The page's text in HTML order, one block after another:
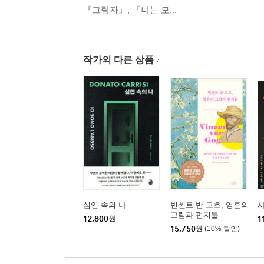
『그림자』, 『너는 모...
작가의 다른 상품
심연 속의 나
12,800원
빈센트 반 고흐, 영혼의
그림과 편지들
15,750원 (10% 할인)